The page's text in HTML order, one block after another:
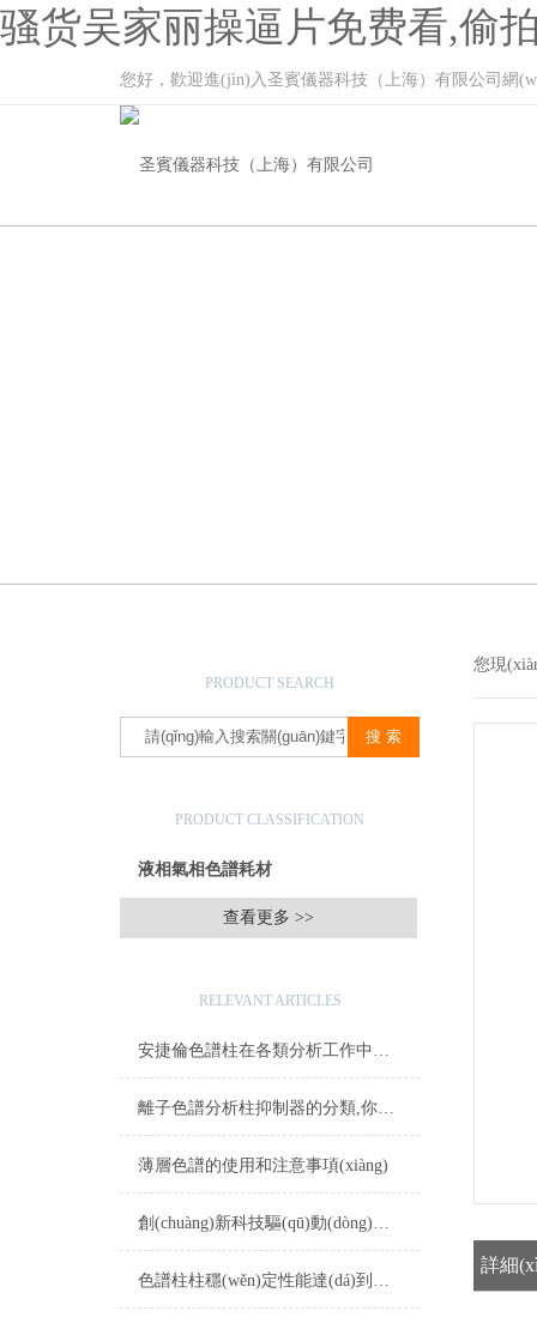
骚货吴家丽操逼片免费看,偷
您好，歡迎進(jìn)入圣賓儀器科技（上海）有限公司網
PRODUCT SEARCH
PRODUCT CLASSIFICATION
液相氣相色譜耗材
查看更多 >>
RELEVANT ARTICLES
安捷倫色譜柱在各類分析工作中的應(yīng)用價(jià)值
離子色譜分析柱抑制器的分類,你真的了解嗎
薄層色譜的使用和注意事項(xiàng)
創(chuàng)新科技驅(qū)動(dòng)：談?wù)凱E光譜耗材的應(yīng)用與發(fā)展
色譜柱柱穩(wěn)定性能達(dá)到多高
您現
詳細